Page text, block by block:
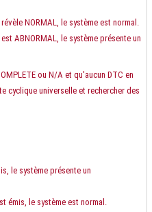
NORMAL, le système est normal.
ABNORMAL, le système présente un
ou N/A et qu'aucun DTC en
cyclique universelle et rechercher des
le système présente un
émis, le système est normal.